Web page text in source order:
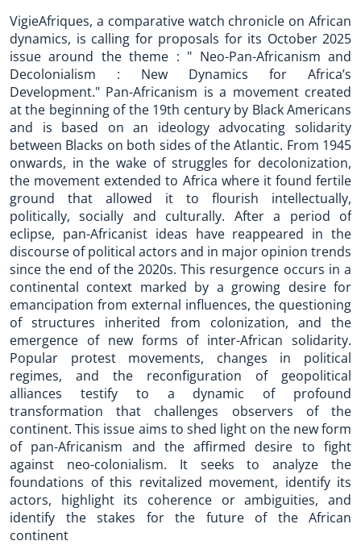
VigieAfriques, a comparative watch chronicle on African
dynamics, is calling for proposals for its October 2025
issue around the theme : " Neo-Pan-Africanism and
Decolonialism : New Dynamics for Africa’s
Development." Pan-Africanism is a movement created
at the beginning of the 19th century by Black Americans
and is based on an ideology advocating solidarity
between Blacks on both sides of the Atlantic. From 1945
onwards, in the wake of struggles for decolonization,
the movement extended to Africa where it found fertile
ground that allowed it to flourish intellectually,
politically, socially and culturally. After a period of
eclipse, pan-Africanist ideas have reappeared in the
discourse of political actors and in major opinion trends
since the end of the 2020s. This resurgence occurs in a
continental context marked by a growing desire for
emancipation from external influences, the questioning
of structures inherited from colonization, and the
emergence of new forms of inter-African solidarity.
Popular protest movements, changes in political
regimes, and the reconfiguration of geopolitical
alliances testify to a dynamic of profound
transformation that challenges observers of the
continent. This issue aims to shed light on the new form
of pan-Africanism and the affirmed desire to fight
against neo-colonialism. It seeks to analyze the
foundations of this revitalized movement, identify its
actors, highlight its coherence or ambiguities, and
identify the stakes for the future of the African
continent